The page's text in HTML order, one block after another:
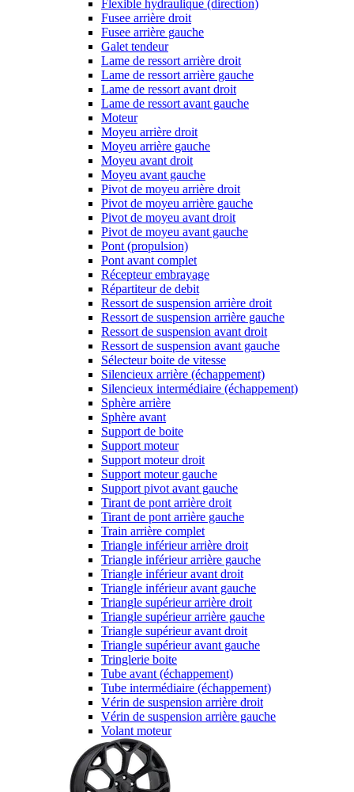
Flexible hydraulique (direction)
Fusee arrière droit
Fusee arrière gauche
Galet tendeur
Lame de ressort arrière droit
Lame de ressort arrière gauche
Lame de ressort avant droit
Lame de ressort avant gauche
Moteur
Moyeu arrière droit
Moyeu arrière gauche
Moyeu avant droit
Moyeu avant gauche
Pivot de moyeu arrière droit
Pivot de moyeu arrière gauche
Pivot de moyeu avant droit
Pivot de moyeu avant gauche
Pont (propulsion)
Pont avant complet
Récepteur embrayage
Répartiteur de debit
Ressort de suspension arrière droit
Ressort de suspension arrière gauche
Ressort de suspension avant droit
Ressort de suspension avant gauche
Sélecteur boite de vitesse
Silencieux arrière (échappement)
Silencieux intermédiaire (échappement)
Sphère arrière
Sphère avant
Support de boite
Support moteur
Support moteur droit
Support moteur gauche
Support pivot avant gauche
Tirant de pont arrière droit
Tirant de pont arrière gauche
Train arrière complet
Triangle inférieur arrière droit
Triangle inférieur arrière gauche
Triangle inférieur avant droit
Triangle inférieur avant gauche
Triangle supérieur arrière droit
Triangle supérieur arrière gauche
Triangle supérieur avant droit
Triangle supérieur avant gauche
Tringlerie boite
Tube avant (échappement)
Tube intermédiaire (échappement)
Vérin de suspension arrière droit
Vérin de suspension arrière gauche
Volant moteur